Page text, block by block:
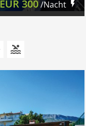
EUR300/Nacht